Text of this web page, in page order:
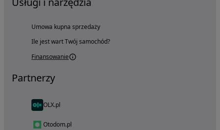
Umowa kupna sprzedaży
Ile jest wart Twój samochód?
Finansowanie
Partnerzy
OLX.pl
Otodom.pl